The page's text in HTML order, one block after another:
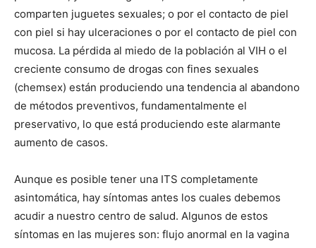
comparten juguetes sexuales; o por el contacto de piel
con piel si hay ulceraciones o por el contacto de piel con
mucosa. La pérdida al miedo de la población al VIH o el
creciente consumo de drogas con fines sexuales
(chemsex) están produciendo una tendencia al abandono
de métodos preventivos, fundamentalmente el
preservativo, lo que está produciendo este alarmante
aumento de casos.
Aunque es posible tener una ITS completamente
asintomática, hay síntomas antes los cuales debemos
acudir a nuestro centro de salud. Algunos de estos
síntomas en las mujeres son: flujo anormal en la vagina